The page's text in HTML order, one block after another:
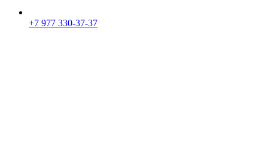
+7 977 330-37-37